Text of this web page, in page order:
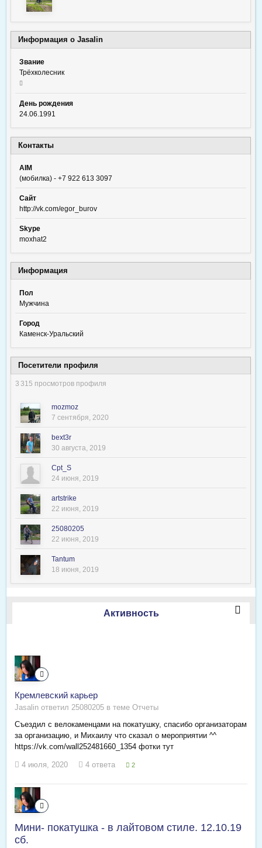
Информация о Jasalin
Звание
Трёхколесник
День рождения
24.06.1991
Контакты
AIM
(мобилка) - +7 922 613 3097
Сайт
http://vk.com/egor_burov
Skype
moxhat2
Информация
Пол
Мужчина
Город
Каменск-Уральский
Посетители профиля
3 315 просмотров профиля
mozmoz
7 сентября, 2020
bext3r
30 августа, 2019
Cpt_S
24 июня, 2019
artstrike
22 июня, 2019
25080205
22 июня, 2019
Tantum
18 июня, 2019
Активность
Кремлевский карьер
Jasalin ответил 25080205 в теме Отчеты
Съездил с велокаменцами на покатушку, спасибо организаторам
за организацию, и Михаилу что сказал о мероприятии ^^
https://vk.com/wall252481660_1354 фотки тут
4 июля, 2020 4 ответа 2
Мини- покатушка - в лайтовом стиле. 12.10.19
сб.